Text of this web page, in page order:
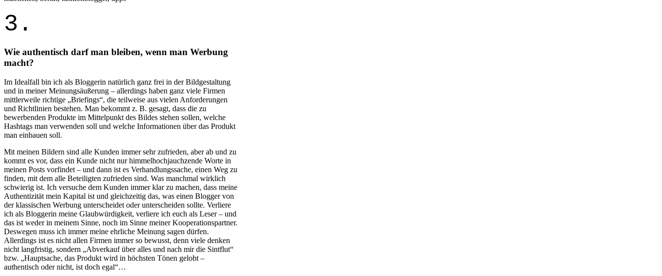
3.
Wie authentisch darf man bleiben, wenn man Werbung
macht?
Im Idealfall bin ich als Bloggerin natürlich ganz frei in der Bildgestaltung
und in meiner Meinungsäußerung – allerdings haben ganz viele Firmen
mittlerweile richtige „Briefings“, die teilweise aus vielen Anforderungen
und Richtlinien bestehen. Man bekommt z. B. gesagt, dass die zu
bewerbenden Produkte im Mittelpunkt des Bildes stehen sollen, welche
Hashtags man verwenden soll und welche Informationen über das Produkt
man einbauen soll.
Mit meinen Bildern sind alle Kunden immer sehr zufrieden, aber ab und zu
kommt es vor, dass ein Kunde nicht nur himmelhochjauchzende Worte in
meinen Posts vorfindet – und dann ist es Verhandlungssache, einen Weg zu
finden, mit dem alle Beteiligten zufrieden sind. Was manchmal wirklich
schwierig ist. Ich versuche dem Kunden immer klar zu machen, dass meine
Authentizität mein Kapital ist und gleichzeitig das, was einen Blogger von
der klassischen Werbung unterscheidet oder unterscheiden sollte. Verliere
ich als Bloggerin meine Glaubwürdigkeit, verliere ich euch als Leser – und
das ist weder in meinem Sinne, noch im Sinne meiner Kooperationspartner.
Deswegen muss ich immer meine ehrliche Meinung sagen dürfen.
Allerdings ist es nicht allen Firmen immer so bewusst, denn viele denken
nicht langfristig, sondern „Abverkauf über alles und nach mir die Sintflut“
bzw. „Hauptsache, das Produkt wird in höchsten Tönen gelobt –
authentisch oder nicht, ist doch egal“…